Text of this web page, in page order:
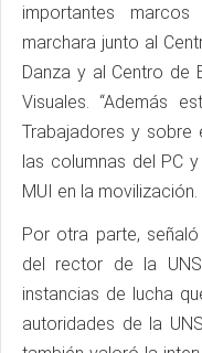
importantes
marchara junto al
Danza y al Centro de
Visuales. “Además
Trabajadores y
las columnas del PC
MUI en la movilización.
Por otra parte,
del rector de la
instancias de lucha
autoridades de la